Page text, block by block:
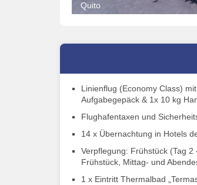
Quito
Linienflug (Economy Class)
Aufgabegepäck & 1x 10 kg
Flughafentaxen und
14 x Übernachtung in Hotels
Verpflegung: Frühstück (Tag
Frühstück, Mittag- und
1 x Eintritt Thermalbad